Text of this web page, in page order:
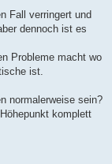
Fall verringert und
dennoch ist es
Probleme macht wo
ist.
normalerweise sein?
komplett